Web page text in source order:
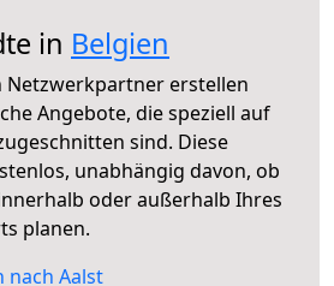
in Belgien
erstellen
Angebote, die speziell auf
sind. Diese
unabhängig davon, ob
oder außerhalb Ihres
planen.
nach Aalst